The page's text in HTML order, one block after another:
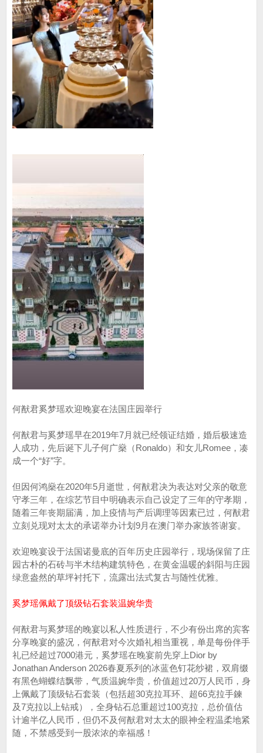
何猷君奚梦瑶欢迎晚宴在法国庄园举行
何猷君与奚梦瑶早在2019年7月就已经领证结婚，婚后极速造
人成功，先后诞下儿子何广燊（Ronaldo）和女儿Romee，凑
成一个“好”字。
但因何鸿燊在2020年5月逝世，何猷君决为表达对父亲的敬意
守孝三年，在综艺节目中明确表示自己设定了三年的守孝期，
随着三年丧期届满，加上疫情与产后调理等因素已过，何猷君
立刻兑现对太太的承诺举办计划9月在澳门举办家族答谢宴。
欢迎晚宴设于法国诺曼底的百年历史庄园举行，现场保留了庄
园古朴的石砖与半木结构建筑特色，在黄金温暖的斜阳与庄园
绿意盎然的草坪衬托下，流露出法式复古与随性优雅。
奚梦瑶佩戴了顶级钻石套装温婉华贵
何猷君与奚梦瑶的晚宴以私人性质进行，不少有份出席的宾客
分享晚宴的盛况，何猷君对今次婚礼相当重视，单是每份伴手
礼已经超过7000港元，奚梦瑶在晚宴前先穿上Dior by
Jonathan Anderson 2026春夏系列的冰蓝色钉花纱裙，双肩缀
有黑色蝴蝶结飘带，气质温婉华贵，价值超过20万人民币，身
上佩戴了顶级钻石套装（包括超30克拉耳环、超66克拉手鍊
及7克拉以上钻戒），全身钻石总重超过100克拉，总价值估
计逾半亿人民币，但仍不及何猷君对太太的眼神全程温柔地紧
随，不禁感受到一股浓浓的幸福感！